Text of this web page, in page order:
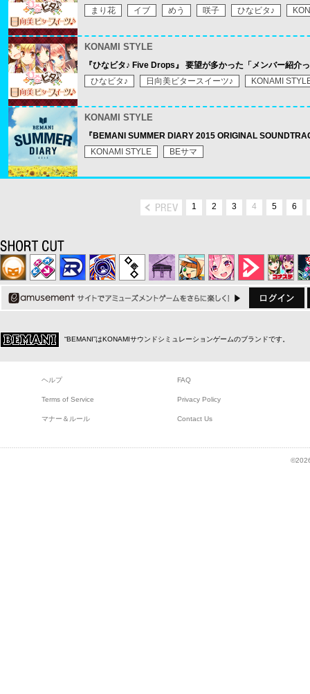
まり花
イブ めう 咲子 ひなビタ♪
KONAMI STYLE
『ひなビタ♪ Five Drops』 要望が多かった「メンバー紹
ひなビタ♪
日向美ビタースイーツ♪ KONAMI
KONAMI STYLE
『BEMANI SUMMER DIARY 2015 ORIGINAL
KONAMI STYLE
BEサマ
1 2 3 4 5 6
“BEMANI”はKONAMIサウンドシミュレーションゲームのブランドです。
ヘルプ FAQ
Terms of Service Privacy Policy
マナー＆ルール Contact Us